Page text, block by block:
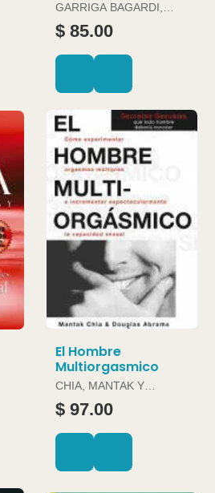
GARRIGA BAGARDI,
JOAN
$ 85.00
El Hombre
Multiorgasmico
CHIA, MANTAK Y
DOUGLAS ABRAMS
$ 97.00